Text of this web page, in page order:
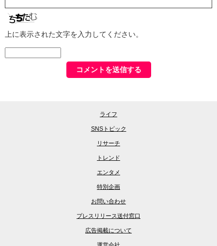
上に表示された文字を入力してください。
ライフ
SNSトピック
リサーチ
トレンド
エンタメ
特別企画
お問い合わせ
プレスリリース送付窓口
広告掲載について